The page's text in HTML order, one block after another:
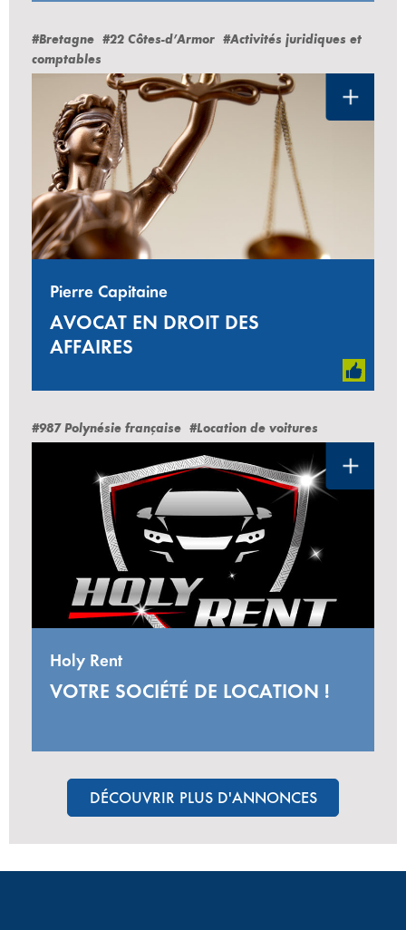
#Bretagne #22 Côtes-d’Armor #Activités juridiques et
comptables
Pierre Capitaine
AVOCAT EN DROIT DES
AFFAIRES
#987 Polynésie française #Location de voitures
Holy Rent
VOTRE SOCIÉTÉ DE LOCATION !
DÉCOUVRIR PLUS D'ANNONCES